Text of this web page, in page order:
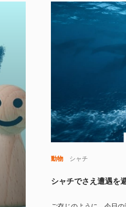
動物 シャチ
シャチでさえ遭遇を